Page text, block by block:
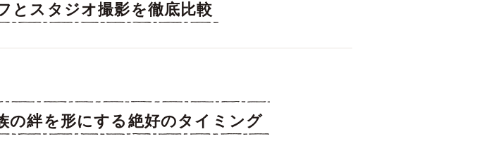
とスタジオ撮影を徹底比較
の絆を形にする絶好のタイミング